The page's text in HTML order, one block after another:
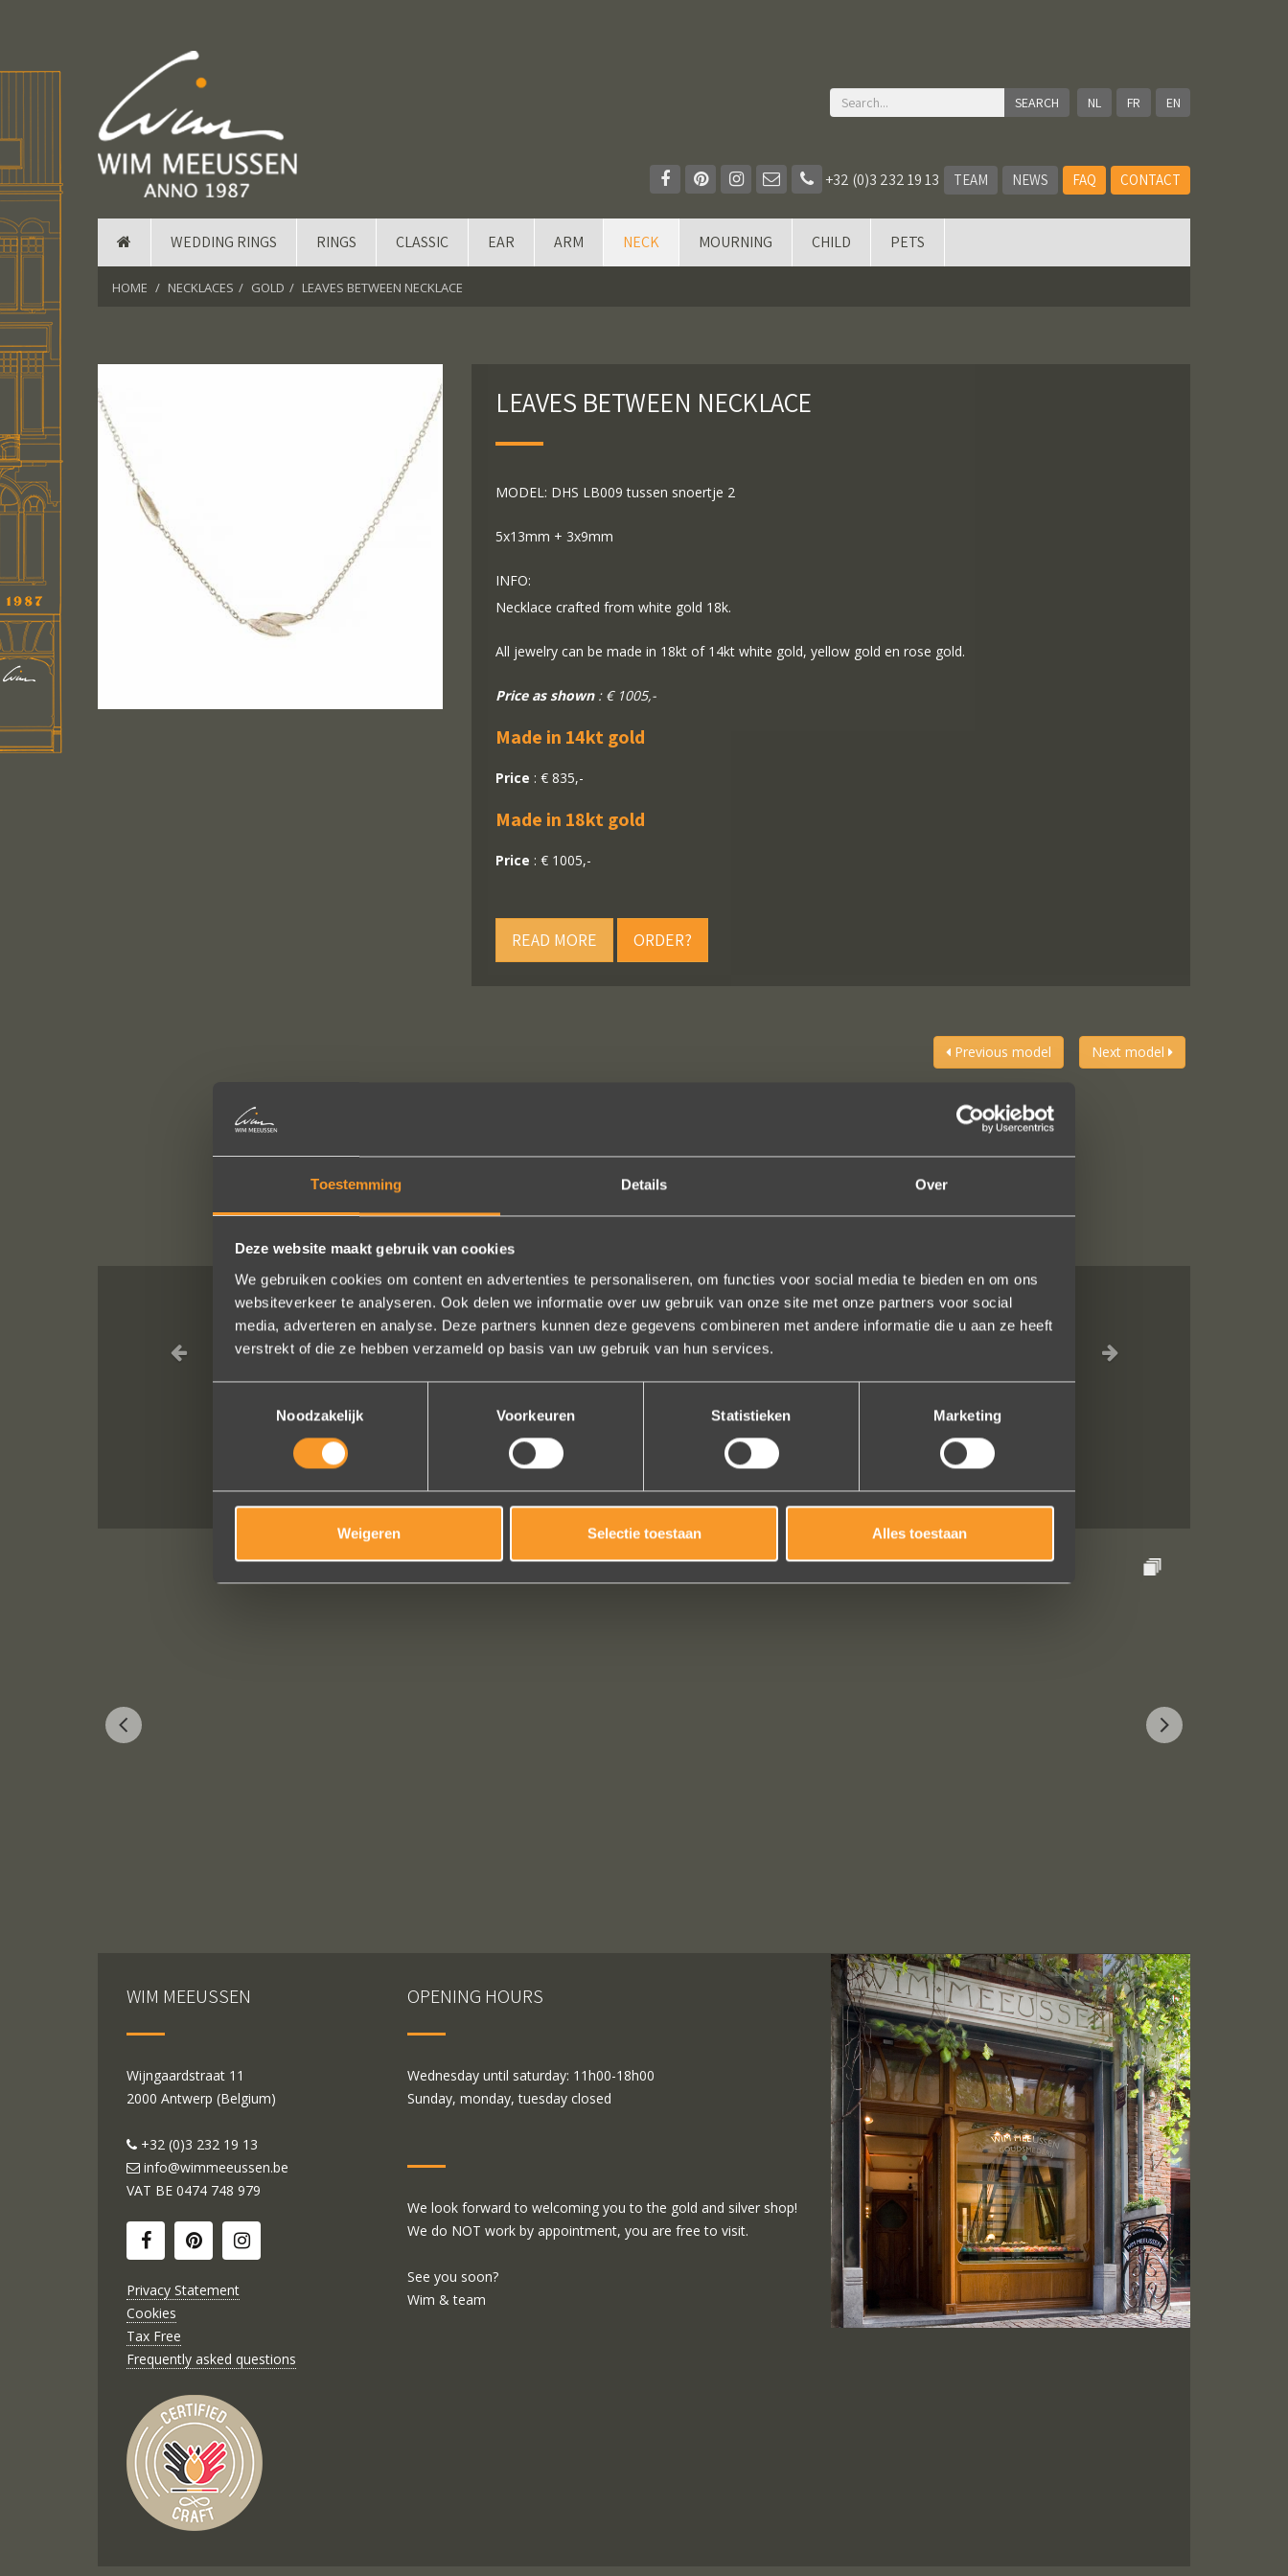
Toestemming Details Over
Deze website maakt gebruik van cookies
We gebruiken cookies om content en advertenties te personaliseren, om functies voor social media te bieden en om ons
websiteverkeer te analyseren. Ook delen we informatie over uw gebruik van onze site met onze partners voor social
media, adverteren en analyse. Deze partners kunnen deze gegevens combineren met andere informatie die u aan ze heeft
verstrekt of die ze hebben verzameld op basis van uw gebruik van hun services.
Noodzakelijk
Voorkeuren Statistieken Marketing
Weigeren Selectie toestaan Alles toestaan
NL FR EN
+32 (0)3 232 19 13 TEAM NEWS FAQ CONTACT
WEDDING RINGS RINGS CLASSIC EAR ARM NECK MOURNING CHILD PETS
HOME NECKLACES GOLD LEAVES BETWEEN NECKLACE
LEAVES BETWEEN NECKLACE
MODEL: DHS LB009 tussen snoertje 2
5x13mm + 3x9mm
INFO:
Necklace crafted from white gold 18k.
All jewelry can be made in 18kt of 14kt white gold, yellow gold en rose gold.
Price as shown: € 1005,-
Made in 14kt gold
Price : € 835,-
Made in 18kt gold
Price : € 1005,-
READ MORE ORDER?
Previous model Next model
FOLLOW US ON SOCIAL MEDIA
Wat een prachtige sieraden! Na mn trouwring heb ik nu aan mn andere hand ook een juweeltje. Zo
trots als een pauw ben ik.
WIM MEEUSSEN
Wijngaardstraat 11
2000 Antwerp (Belgium)
+32 (0)3 232 19 13
info@wimmeeussen.be
VAT BE 0474 748 979
Privacy Statement
Cookies
Tax Free
Frequently asked questions
OPENING HOURS
Wednesday until saturday: 11h00-18h00
Sunday, monday, tuesday closed
We look forward to welcoming you to the gold and silver shop!
We do NOT work by appointment, you are free to visit.
See you soon?
Wim & team